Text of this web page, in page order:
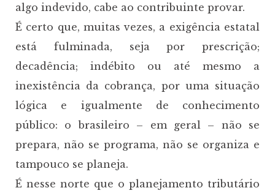
algo indevido, cabe ao contribuinte provar.
É certo que, muitas vezes, a exigência estatal
está fulminada, seja por prescrição;
decadência; indébito ou até mesmo a
inexistência da cobrança, por uma situação
lógica e igualmente de conhecimento
público: o brasileiro – em geral – não se
prepara, não se programa, não se organiza e
tampouco se planeja.
É nesse norte que o planejamento tributário